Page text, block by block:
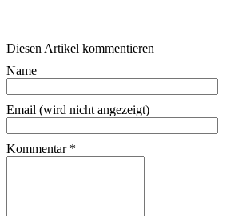
Diesen Artikel kommentieren
Name
Email (wird nicht angezeigt)
Kommentar*